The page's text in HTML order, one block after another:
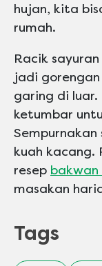
hujan, kita
rumah.
Racik
jadi
garing di luar.
ketumbar
kuah kacang.
resep bakwan
masakan
Tags